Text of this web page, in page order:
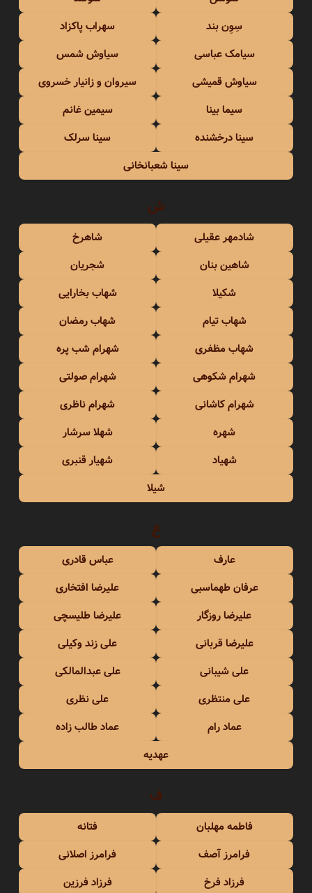
سِوِن بند
سهراب پاکزاد
سیامک عباسی
سیاوش شمس
سیاوش قمیشی
سیروان و زانیار خسروی
سیما بینا
سیمین غانم
سینا درخشنده
سینا سرلک
سینا شعبانخانی
ش
شادمهر عقیلی
شاهرخ
شاهین بنان
شجریان
شکیلا
شهاب بخارایی
شهاب تیام
شهاب رمضان
شهاب مظفری
شهرام شب پره
شهرام شکوهی
شهرام صولتی
شهرام کاشانی
شهرام ناظری
شهره
شهلا سرشار
شهیاد
شهیار قنبری
شیلا
ع
عارف
عباس قادری
عرفان طهماسبی
علیرضا افتخاری
علیرضا روزگار
علیرضا طلیسچی
علیرضا قربانی
علی زند وکیلی
علی شیبانی
علی عبدالمالکی
علی منتظری
علی نظری
عماد رام
عماد طالب زاده
عهدیه
ف
فاطمه مهلبان
فتانه
فرامرز آصف
فرامرز اصلانی
فرزاد فرخ
فرزاد فرزین